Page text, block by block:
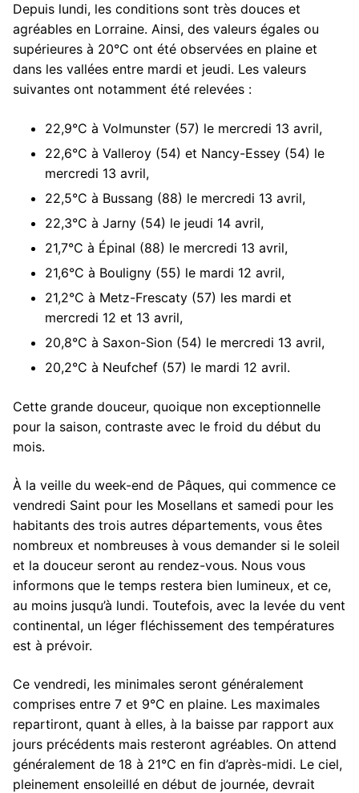
Depuis lundi, les conditions sont très douces et
agréables en Lorraine. Ainsi, des valeurs égales ou
supérieures à 20°C ont été observées en plaine et
dans les vallées entre mardi et jeudi. Les valeurs
suivantes ont notamment été relevées :
22,9°C à Volmunster (57) le mercredi 13 avril,
22,6°C à Valleroy (54) et Nancy-Essey (54) le
mercredi 13 avril,
22,5°C à Bussang (88) le mercredi 13 avril,
22,3°C à Jarny (54) le jeudi 14 avril,
21,7°C à Épinal (88) le mercredi 13 avril,
21,6°C à Bouligny (55) le mardi 12 avril,
21,2°C à Metz-Frescaty (57) les mardi et
mercredi 12 et 13 avril,
20,8°C à Saxon-Sion (54) le mercredi 13 avril,
20,2°C à Neufchef (57) le mardi 12 avril.
Cette grande douceur, quoique non exceptionnelle
pour la saison, contraste avec le froid du début du
mois.
À la veille du week-end de Pâques, qui commence ce
vendredi Saint pour les Mosellans et samedi pour les
habitants des trois autres départements, vous êtes
nombreux et nombreuses à vous demander si le soleil
et la douceur seront au rendez-vous. Nous vous
informons que le temps restera bien lumineux, et ce,
au moins jusqu’à lundi. Toutefois, avec la levée du vent
continental, un léger fléchissement des températures
est à prévoir.
Ce vendredi, les minimales seront généralement
comprises entre 7 et 9°C en plaine. Les maximales
repartiront, quant à elles, à la baisse par rapport aux
jours précédents mais resteront agréables. On attend
généralement de 18 à 21°C en fin d’après-midi. Le ciel,
pleinement ensoleillé en début de journée, devrait